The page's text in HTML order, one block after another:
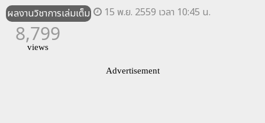
ผลงานวิชาการเล่มเต็ม 15 พ.ย. 2559 เวลา 10:45 น.
8,799
views
Advertisement